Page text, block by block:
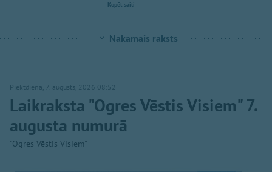
Kopēt saiti
Nākamais raksts
Piektdiena, 7. augusts, 2026 08:52
Laikraksta "Ogres Vēstis Visiem" 7.
augusta numurā
"Ogres Vēstis Visiem"